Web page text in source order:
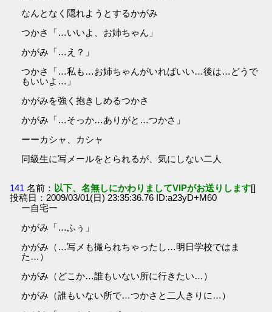
なんとなく隠れようとするかがみ
つかさ「…いいよ、お姉ちゃん」
かがみ「…え？」
つかさ「…私も…お姉ちゃんがいればいい…後は…どうで
もいいよ…」
かがみを強く抱きしめるつかさ
かがみ「…そっか…ありがと…つかさ」
ーーカシャ、カシャ
同級生に写メールをとられるが、気にしない二人
141 名前： 以下、名無しにかわりましてVIPがお送りします[]
投稿日：2009/03/01(日) 23:35:36.76 ID:a23yD+M60
ー自宅ー
かがみ「…ふぅ」
かがみ（…写メも撮られちゃったし…明日学校ではま
た…）
かがみ（どこか…誰もいない所に行きたい…）
かがみ（誰もいない所で…つかさと二人きりに…）